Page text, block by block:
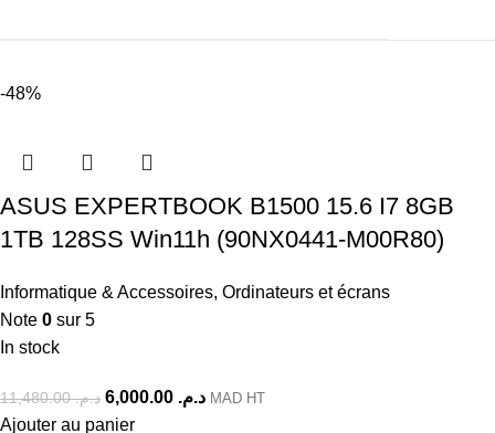
-48%
ASUS EXPERTBOOK B1500 15.6 I7 8GB
1TB 128SS Win11h (90NX0441-M00R80)
Informatique & Accessoires, Ordinateurs et écrans
Note 0 sur 5
In stock
د.م.11,480.00 د.م. MAD HT
Ajouter au panier